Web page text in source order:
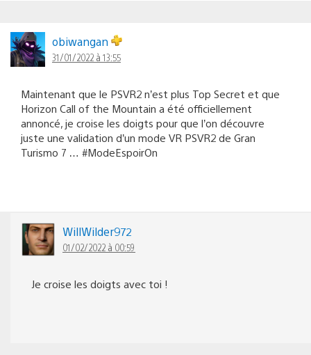
obiwangan
31/01/2022 à 13:55
Maintenant que le PSVR2 n’est plus Top Secret et que
Horizon Call of the Mountain a été officiellement
annoncé, je croise les doigts pour que l’on découvre
juste une validation d’un mode VR PSVR2 de Gran
Turismo 7 … #ModeEspoirOn
WillWilder972
01/02/2022 à 00:59
Je croise les doigts avec toi !